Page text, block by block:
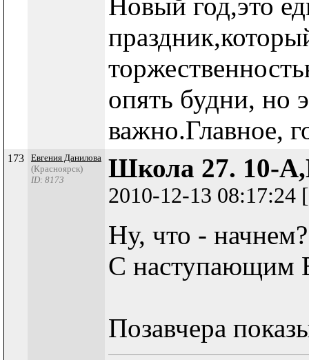
опять будни, но
173
Евгения Данилова
(Красноярск)
ID: 8173
Школа 27. 10-
2010-12-13 08:17:24
Ну, что - начнем?
С наступающим
Позавчера